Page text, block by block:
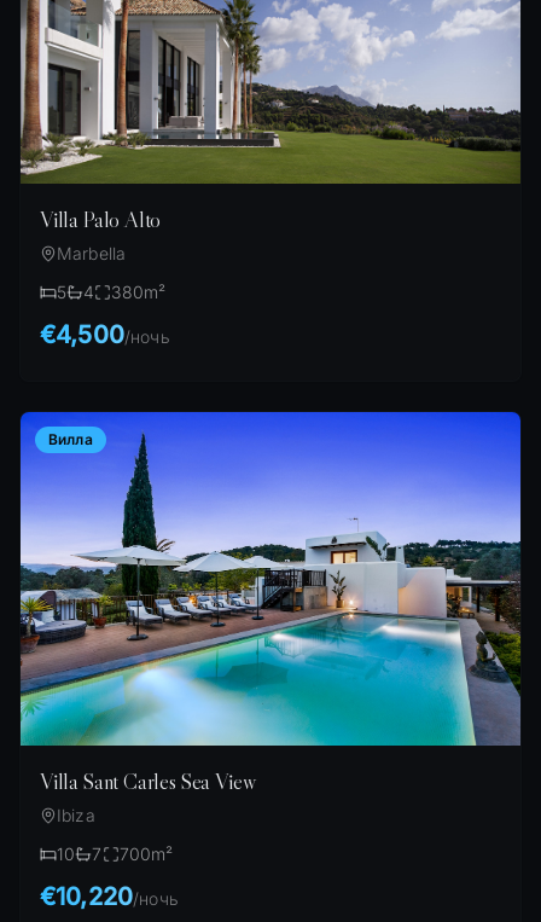
Villa Palo Alto
Marbella
5
4 380m²
€4,500/ночь
Вилла
Villa Sant Carles Sea View
Ibiza
10
7 700m²
€10,220/ночь